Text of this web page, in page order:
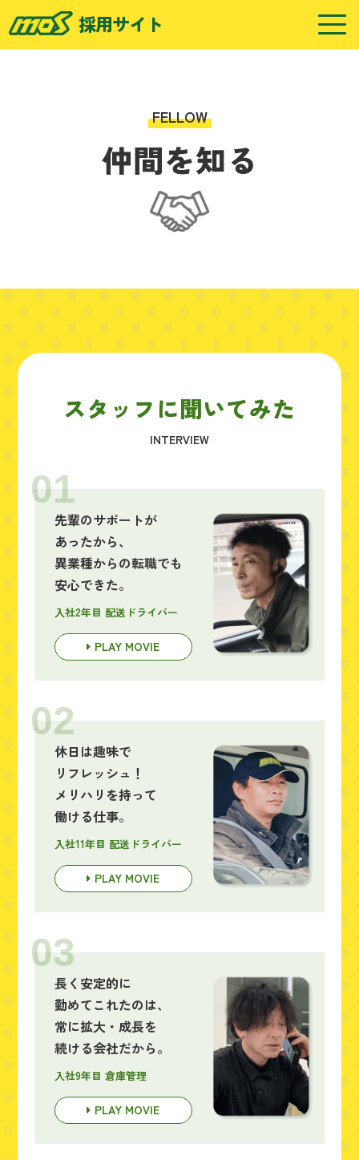
採用サイト
FELLOW
仲間を知る
スタッフに聞いてみた
INTERVIEW
01
先輩のサポートが
あったから、
異業種からの転職でも
安心できた。
入社2年目 配送ドライバー
PLAY MOVIE
02
休日は趣味で
リフレッシュ！
メリハリを持って
働ける仕事。
入社11年目 配送ドライバー
PLAY MOVIE
03
長く安定的に
勤めてこれたのは、
常に拡大・成長を
続ける会社だから。
入社9年目 倉庫管理
PLAY MOVIE